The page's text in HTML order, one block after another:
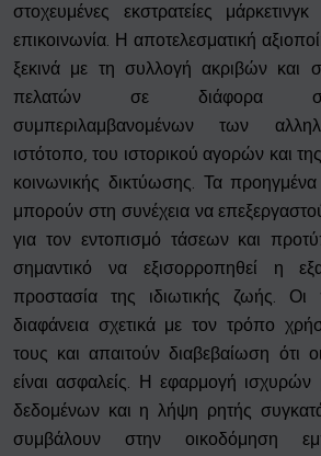
στοχευμένες εκστρατείες μάρκετινγκ
επικοινωνία. Η αποτελεσματική
ξεκινά με τη συλλογή ακριβών και
πελατών σε διάφορα
συμπεριλαμβανομένων των
ιστότοπο, του ιστορικού αγορών και
κοινωνικής δικτύωσης. Τα
μπορούν στη συνέχεια να
για τον εντοπισμό τάσεων και
σημαντικό να εξισορροπηθεί η
προστασία της ιδιωτικής ζωής. Οι
διαφάνεια σχετικά με τον τρόπο
τους και απαιτούν διαβεβαίωση ότι
είναι ασφαλείς. Η εφαρμογή
δεδομένων και η λήψη ρητής
συμβάλουν στην οικοδόμηση